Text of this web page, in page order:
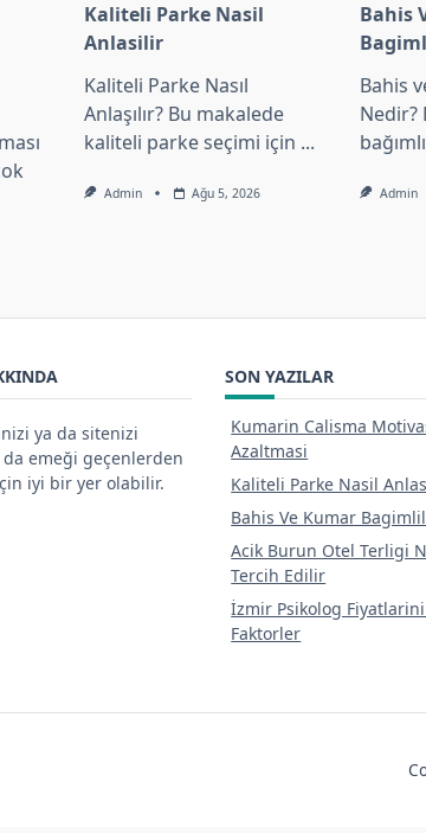
Kaliteli Parke Nasil
Anlasilir
Kaliteli Parke Nasıl
Anlaşılır? Bu makalede
kaliteli parke seçimi için ...
Admin Ağu 5, 2026
Bahis
Bahis
Nedir?
Admin
ya da sitenizi
da emeği geçenlerden
iyi bir yer olabilir.
SON YAZILAR
Kumarin Calisma
Azaltmasi
Kaliteli Parke Nasil
Bahis Ve Kumar
Acik Burun Otel Terligi
Tercih Edilir
İzmir Psikolog
Faktorler